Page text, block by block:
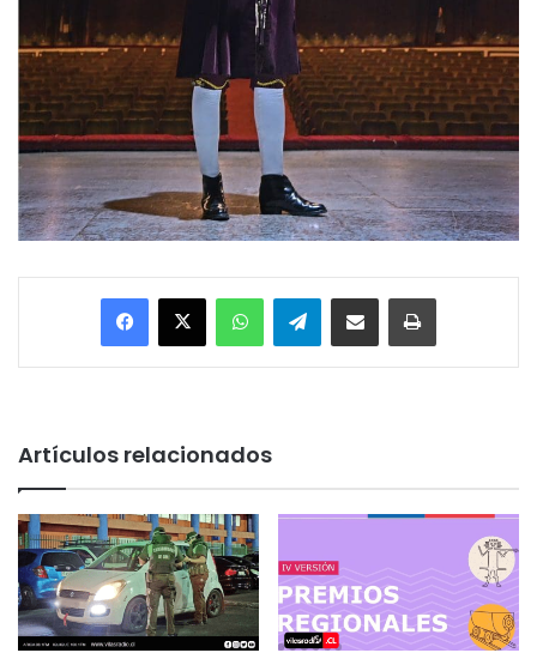
Facebook
X WhatsAppTelegramEnviar vía email Imprimir
Artículos relacionados